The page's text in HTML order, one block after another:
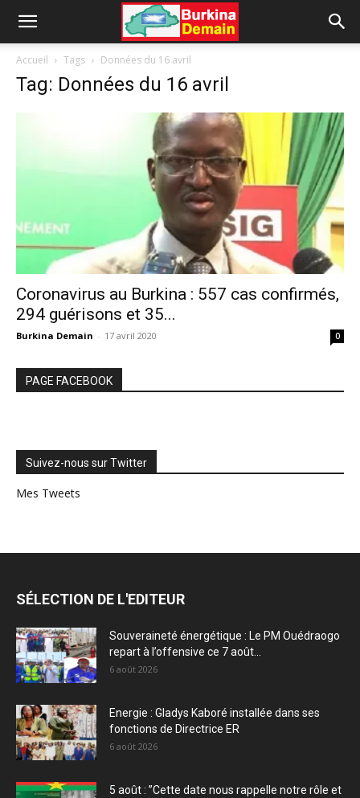
Accueil Tags Données du 16 avril
Tag: Données du 16 avril
Coronavirus au Burkina : 557 cas confirmés,
294 guérisons et 35...
Burkina Demain - 17 avril 2020 0
PAGE FACEBOOK
Suivez-nous sur Twitter
Mes Tweets
SÉLECTION DE L'EDITEUR
Souveraineté énergétique : Le PM Ouédraogo
repart à l’offensive ce 7 août...
6 août 2026
Energie : Gladys Kaboré installée dans ses
fonctions de Directrice ER
6 août 2026
5 août : ”Cette date nous rappelle notre rôle et